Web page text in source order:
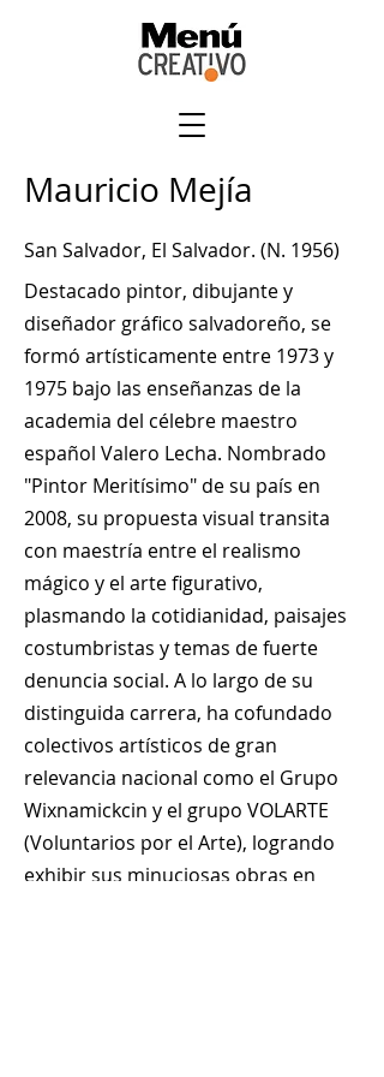
Mauricio Mejía
San Salvador, El Salvador. (N. 1956)
Destacado pintor, dibujante y
diseñador gráfico salvadoreño, se
formó artísticamente entre 1973 y
1975 bajo las enseñanzas de la
academia del célebre maestro
español Valero Lecha. Nombrado
"Pintor Meritísimo" de su país en
2008, su propuesta visual transita
con maestría entre el realismo
mágico y el arte figurativo,
plasmando la cotidianidad, paisajes
costumbristas y temas de fuerte
denuncia social. A lo largo de su
distinguida carrera, ha cofundado
colectivos artísticos de gran
relevancia nacional como el Grupo
Wixnamickcin y el grupo VOLARTE
(Voluntarios por el Arte), logrando
exhibir sus minuciosas obras en